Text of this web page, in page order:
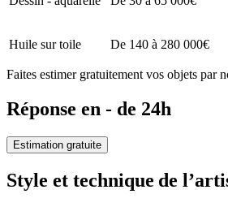
Huile sur toile De 140 à 280 000€
Faites estimer gratuitement vos objets par
Réponse en - de 24h
Estimation gratuite
Style et technique de